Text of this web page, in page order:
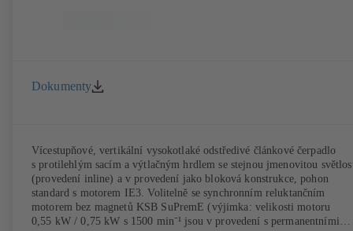
Dokumenty
Vícestupňové, vertikální vysokotlaké odstředivé článkové čerpadlo
s protilehlým sacím a výtlačným hrdlem se stejnou jmenovitou
(provedení inline) a v provedení jako bloková konstrukce, pohon
standard s motorem IE3. Volitelně se synchronním reluktančním
motorem bez magnetů KSB SuPremE (výjimka: velikosti motoru
0,55 kW / 0,75 kW s 1500 min⁻¹ jsou v provedení s permanentními